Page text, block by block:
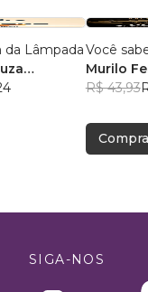
da LâmpadaVocê
Murilo
Santos
R$ 43,93
SIGA-NOS